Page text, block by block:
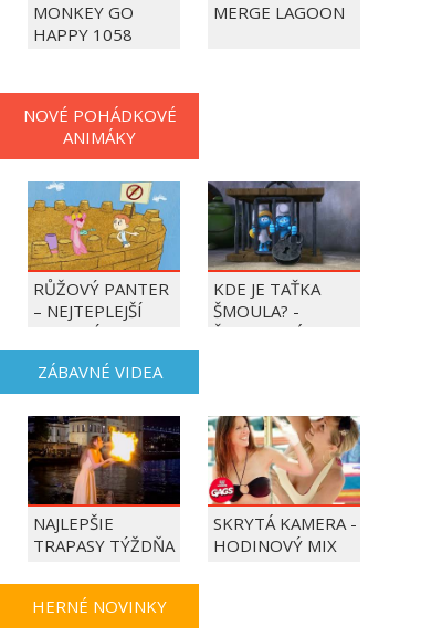
MONKEY GO
HAPPY 1058
MERGE LAGOON
NOVÉ POHÁDKOVÉ
ANIMÁKY
RŮŽOVÝ PANTER
– NEJTEPLEJŠÍ
OBDOBÍ ROKU
KDE JE TAŤKA
ŠMOULA? -
ŠMOULOVÉ
ZÁBAVNÉ VIDEA
NAJLEPŠIE
TRAPASY TÝŽDŇA
SKRYTÁ KAMERA -
HODINOVÝ MIX
HERNÉ NOVINKY